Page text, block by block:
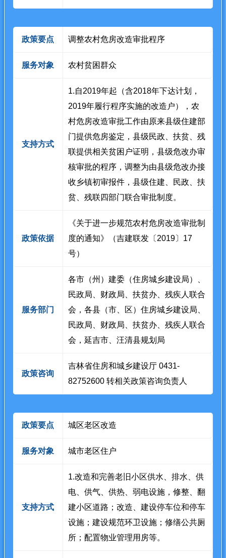
政策要点 调整农村危房改造审批程序
服务对象 农村贫困群众
支持方式
1.自2019年起（含2018年下达计划，
2019年履行程序实施的改造户），农
村危房改造审批工作由原来县级住建部
门提供危房鉴定，县级民政、扶贫、残
联提供相关贫困户证明，县级危改办审
核审批的程序，调整为由县级危改办接
收乡镇初审报件，县级住建、民政、扶
贫、残联四部门联合审批制度。
政策依据
《关于进一步规范农村危房改造审批制
度的通知》（吉建联发〔2019〕17
号）
服务部门
各市（州）建委（住房城乡建设局）、
民政局、财政局、扶贫办、残疾人联合
会，各县（市、区）住房城乡建设局、
民政局、财政局、扶贫办、残疾人联合
会，延吉市、汪清县规划局
政策咨询
吉林省住房和城乡建设厅 0431-
82752600 转相关政策咨询负责人
政策要点 城区老区改造
服务对象 城市老区住户
支持方式
1.改造和完善老旧小区供水、排水、供
电、供气、供热、弱电设施，修整、翻
建小区道路；改造、建设停车位和停车
设施；建设规范环卫设施；修缮公共厕
所；配置物业管理用房等。